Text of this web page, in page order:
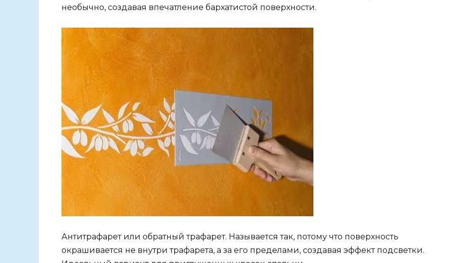
необычно, создавая впечатление бархатистой поверхности.
Антитрафарет или обратный трафарет. Называется так, потому что поверхность
окрашивается не внутри трафарета, а за его пределами, создавая эффект подсветки.